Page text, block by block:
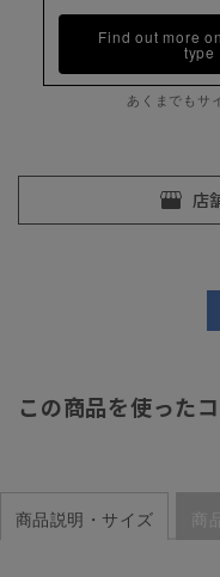
Find out more
type
あくまでもサ
この商品を使った
商品説明・サイズ 商